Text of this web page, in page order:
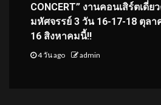
CONCERT” งานคอนเสิร์ตเดี่
มหัศจรรย์ 3 วัน 16-17-18 ตุล
16 สิงหาคมนี้!!
4 วัน ago admin